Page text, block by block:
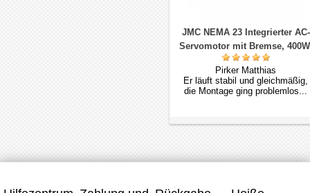
JMC NEMA 23 Integrierter AC-
Servomotor mit Bremse,
48V, 1,27 Nm, 3-Phasen, 3000
U/min, 60 × 60 mm
Pirker Matthias
Er läuft stabil und gleichmäßig,
die Montage ging problemlos...